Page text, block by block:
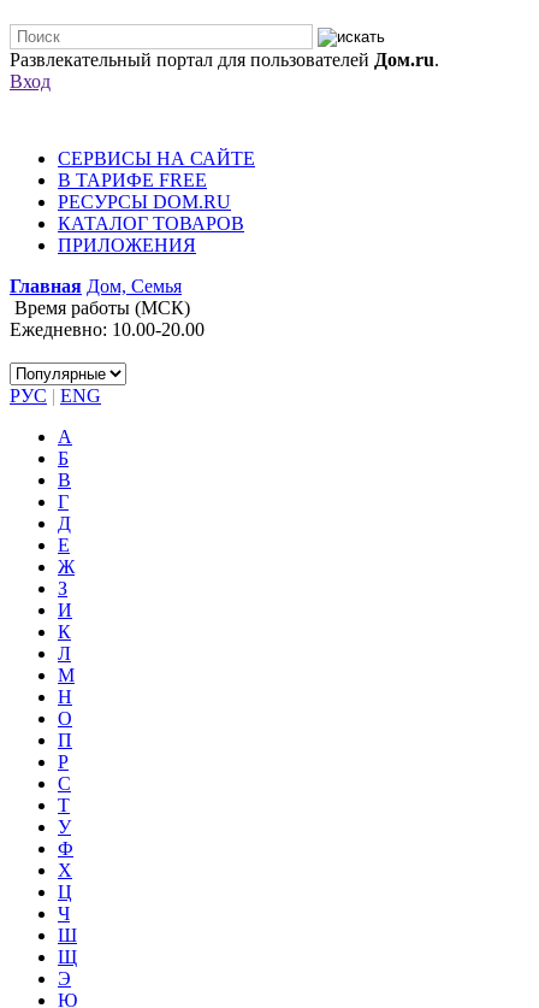
Развлекательный портал для пользователей Дом.ru.
Вход
СЕРВИСЫ НА САЙТЕ
В ТАРИФЕ FREE
РЕСУРСЫ DOM.RU
КАТАЛОГ ТОВАРОВ
ПРИЛОЖЕНИЯ
Главная Дом, Семья
Время работы (МСК)
Ежедневно: 10.00-20.00
РУС | ENG
А
Б
В
Г
Д
Е
Ж
З
И
К
Л
М
Н
О
П
Р
С
Т
У
Ф
Х
Ц
Ч
Ш
Щ
Э
Ю